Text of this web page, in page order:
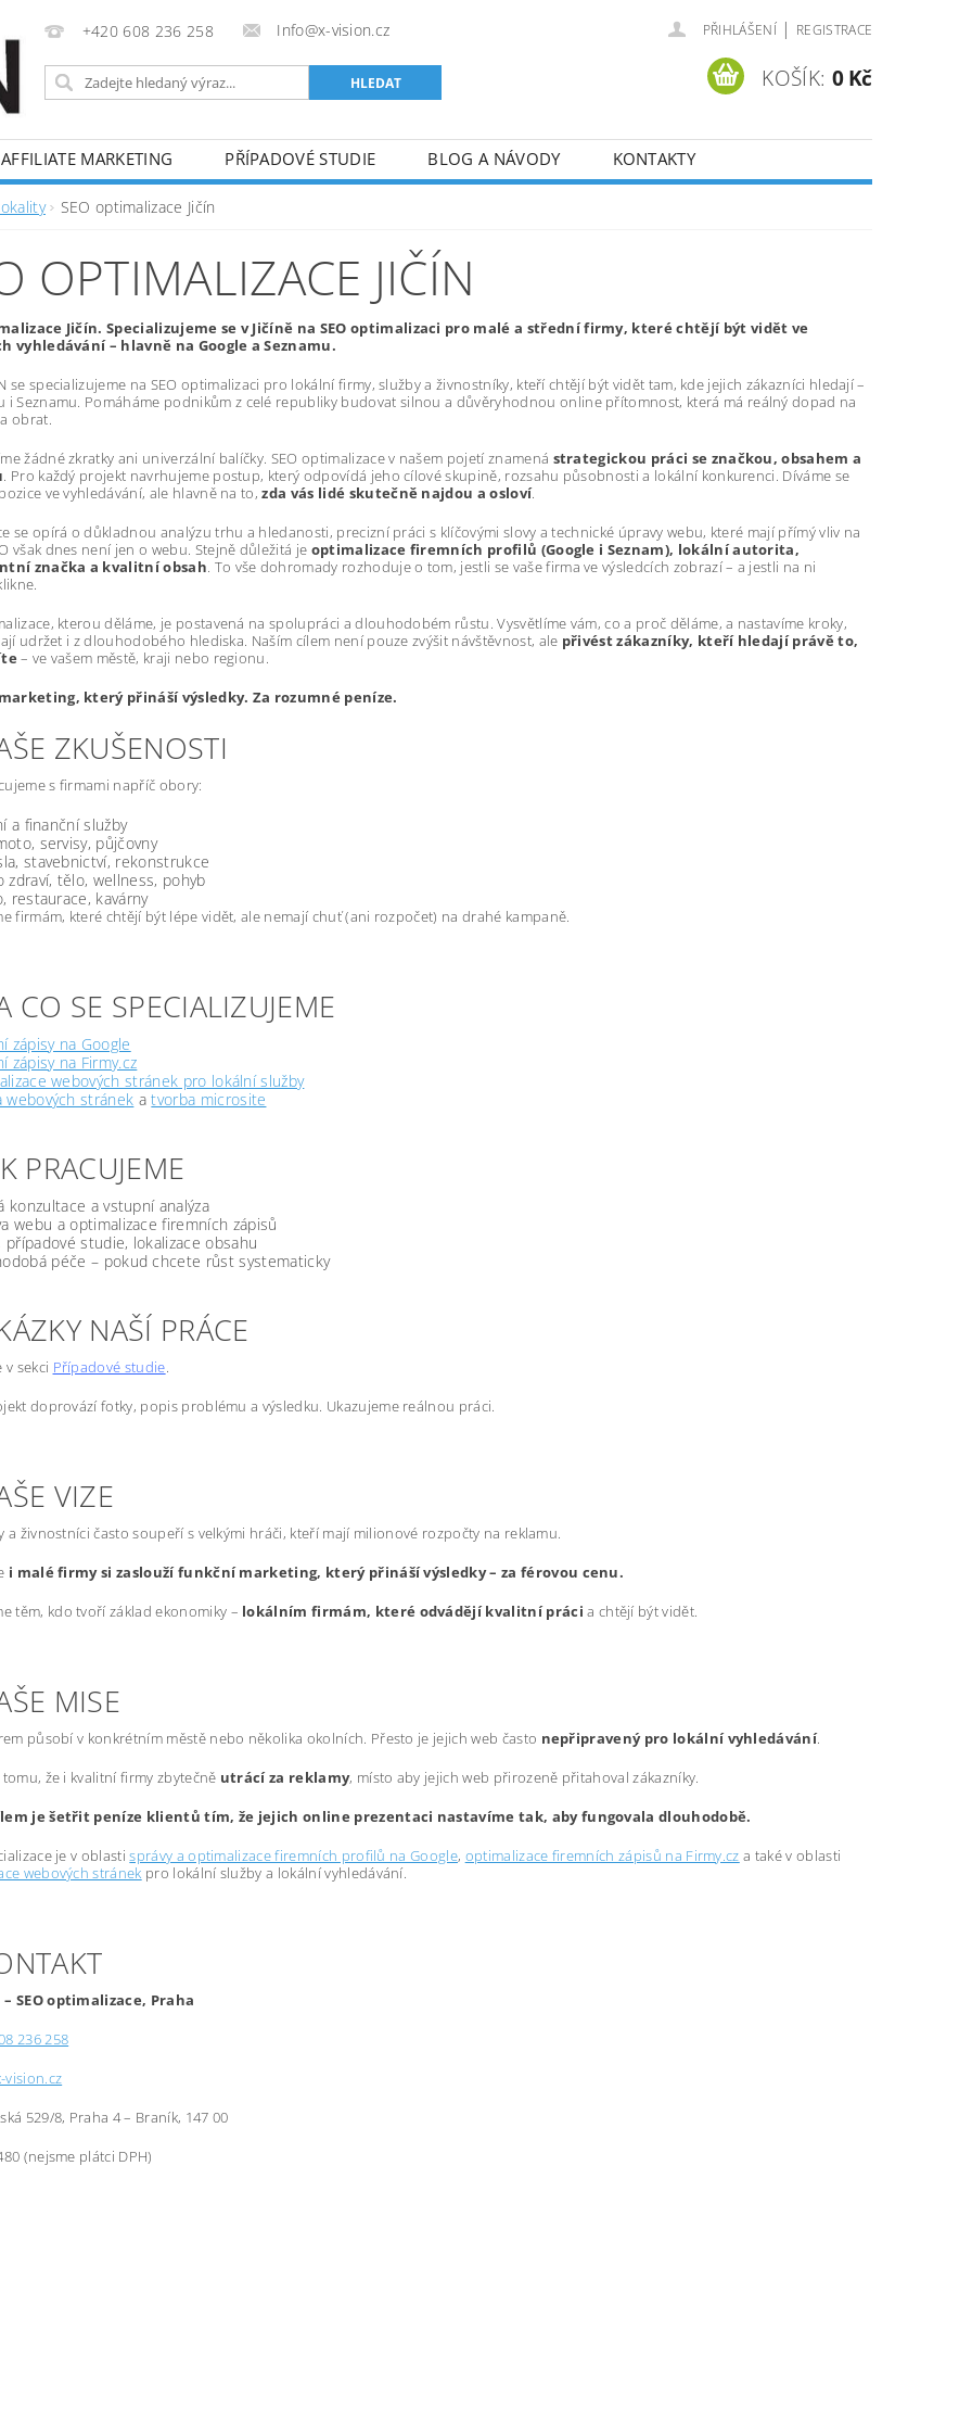
+420 608 236 258 Info@x-vision.cz PŘIHLÁŠENÍ | REGISTRACE
KOŠÍK: 0 Kč
AFFILIATE MARKETING PŘÍPADOVÉ STUDIE BLOG A NÁVODY KONTAKTY
SEO optimalizace Jičín
OPTIMALIZACE JIČÍN
Jičín. Specializujeme se v Jičíně na SEO optimalizaci pro malé a střední firmy, které chtějí být vidět ve
vyhledávání – hlavně na Google a Seznamu.
se specializujeme na SEO optimalizaci pro lokální firmy, služby a živnostníky, kteří chtějí být vidět tam, kde jejich zákazníci hledají –
i Seznamu. Pomáháme podnikům z celé republiky budovat silnou a důvěryhodnou online přítomnost, která má reálný dopad na
obrat.
žádné zkratky ani univerzální balíčky. SEO optimalizace v našem pojetí znamená strategickou práci se značkou, obsahem a
. Pro každý projekt navrhujeme postup, který odpovídá jeho cílové skupině, rozsahu působnosti a lokální konkurenci. Díváme se
ve vyhledávání, ale hlavně na to,zda vás lidé skutečně najdou a osloví.
se opírá o důkladnou analýzu trhu a hledanosti, precizní práci s klíčovými slovy a technické úpravy webu, které mají přímý vliv na
však dnes není jen o webu. Stejně důležitá je optimalizace firemních profilů (Google i Seznam), lokální autorita,
značka a kvalitní obsah. To vše dohromady rozhoduje o tom, jestli se vaše firma ve výsledcích zobrazí – a jestli na ni
kterou děláme, je postavená na spolupráci a dlouhodobém růstu. Vysvětlíme vám, co a proč děláme, a nastavíme kroky,
udržet i z dlouhodobého hlediska. Naším cílem není pouze zvýšit návštěvnost, ale přivést zákazníky, kteří hledají právě to,
– ve vašem městě, kraji nebo regionu.
který přináší výsledky. Za rozumné peníze.
ZKUŠENOSTI
s firmami napříč obory:
a finanční služby
servisy, půjčovny
stavebnictví, rekonstrukce
zdraví, tělo, wellness, pohyb
restaurace, kavárny
firmám, které chtějí být lépe vidět, ale nemají chuť (ani rozpočet) na drahé kampaně.
CO SE SPECIALIZUJEME
zápisy na Google
zápisy na Firmy.cz
webových stránek pro lokální služby
webových stránek atvorba microsite
PRACUJEME
konzultace a vstupní analýza
webu a optimalizace firemních zápisů
případové studie, lokalizace obsahu
péče – pokud chcete růst systematicky
NAŠÍ PRÁCE
v sekci Případové studie.
doprovází fotky, popis problému a výsledku. Ukazujeme reálnou práci.
VIZE
a živnostníci často soupeří s velkými hráči, kteří mají milionové rozpočty na reklamu.
i malé firmy si zaslouží funkční marketing, který přináší výsledky – za férovou cenu.
těm, kdo tvoří základ ekonomiky – lokálním firmám, které odvádějí kvalitní práci a chtějí být vidět.
MISE
působí v konkrétním městě nebo několika okolních. Přesto je jejich web často nepřipravený pro lokální vyhledávání.
tomu, že i kvalitní firmy zbytečně utrácí za reklamy, místo aby jejich web přirozeně přitahoval zákazníky.
je šetřit peníze klientů tím, že jejich online prezentaci nastavíme tak, aby fungovala dlouhodobě.
je v oblastisprávy a optimalizace firemních profilů na Google, optimalizace firemních zápisů na Firmy.cz a také v oblasti
webových stránek pro lokální služby a lokální vyhledávání.
– SEO optimalizace, Praha
236 258
vision.cz
529/8, Praha 4 – Braník, 147 00
(nejsme plátci DPH)